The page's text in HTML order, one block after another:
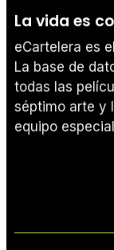
La vida es
eCartelera es
La base de
todas las
séptimo arte y
equipo